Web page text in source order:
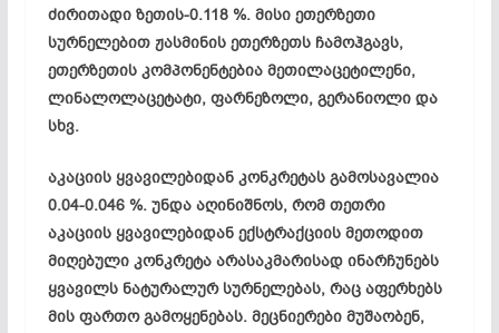
ძირითადი ზეთის-0.118 %. მისი ეთერზეთი
სურნელებით ჟასმინის ეთერზეთს ჩამოჰგავს,
ეთერზეთის კომპონენტებია მეთილაცეტილენი,
ლინალოლაცეტატი, ფარნეზოლი, გერანიოლი და
სხვ.
აკაციის ყვავილებიდან კონკრეტას გამოსავალია
0.04-0.046 %. უნდა აღინიშნოს, რომ თეთრი
აკაციის ყვავილები­დან ექსტრაქციის მეთოდით
მიღებული კონკრეტა არასაკმა­რისად ინარჩუნებს
ყვავილს ნატურალურ სურნელებას, რაც აფერხებს
მის ფართო გამოყენებას. მეცნიერები მუშაობენ,